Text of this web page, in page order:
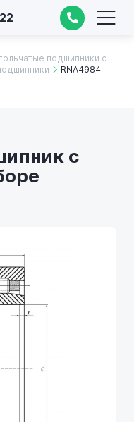
подшипники с
RNA4984
с